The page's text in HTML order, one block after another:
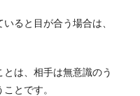
ると目が合う場合は、
は、相手は無意識のう
とです。